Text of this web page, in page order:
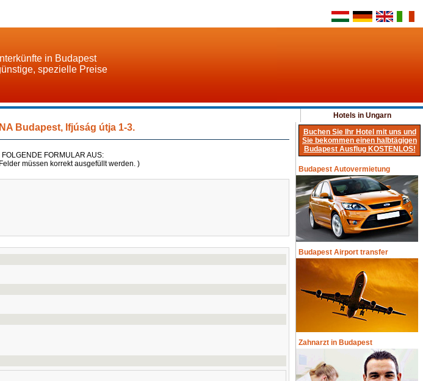
in Budapest
spezielle Preise
Hotels in Ungarn
Budapest, Ifjúság útja 1-3.
FORMULAR AUS:
müssen korrekt ausgefüllt werden. )
Buchen Sie Ihr Hotel mit uns und
Sie bekommen einen halbtägigen
Budapest Ausflug KOSTENLOS!
Budapest Autovermietung
Budapest Airport transfer
Zahnarzt in Budapest